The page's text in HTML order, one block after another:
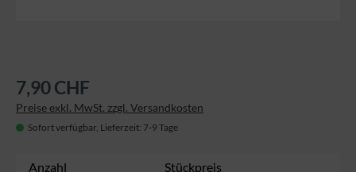
7,90 CHF
Preise exkl. MwSt. zzgl. Versandkosten
Sofort verfügbar, Lieferzeit: 7-9 Tage
Anzahl Stückpreis